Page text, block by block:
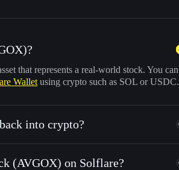
that represents a real-world stock. You can
Wallet using crypto such as SOL or USDC.
into crypto?
or SOL anytime
(AVGOX) on Solflare?